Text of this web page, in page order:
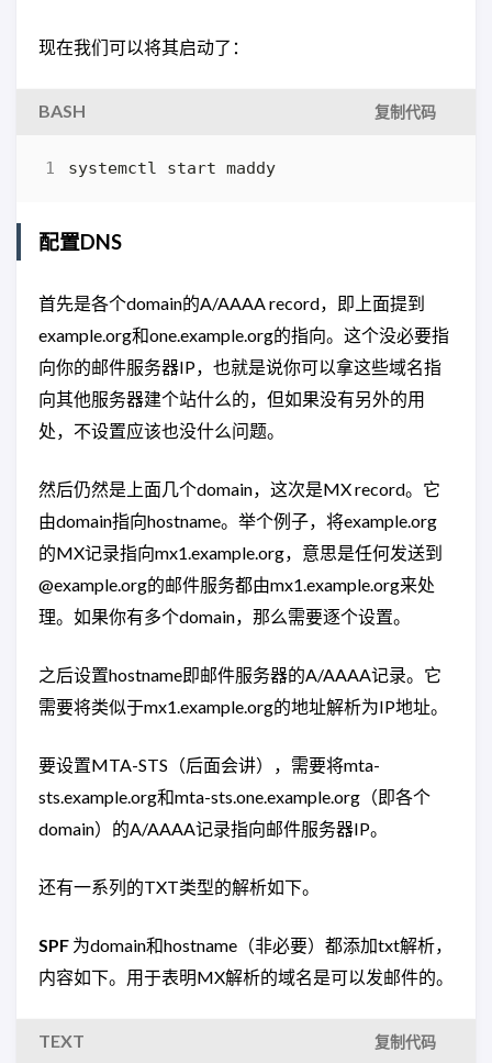
现在我们可以将其启动了：
BASH 复制代码
systemctl start maddy
配置DNS
首先是各个domain的A/AAAA record，即上面提到
example.org和one.example.org的指向。这个没必要指
向你的邮件服务器IP，也就是说你可以拿这些域名指
向其他服务器建个站什么的，但如果没有另外的用
处，不设置应该也没什么问题。
然后仍然是上面几个domain，这次是MX record。它
由domain指向hostname。举个例子，将example.org
的MX记录指向mx1.example.org，意思是任何发送到
@example.org的邮件服务都由mx1.example.org来处
理。如果你有多个domain，那么需要逐个设置。
之后设置hostname即邮件服务器的A/AAAA记录。它
需要将类似于mx1.example.org的地址解析为IP地址。
要设置MTA-STS（后面会讲），需要将mta-
sts.example.org和mta-sts.one.example.org（即各个
domain）的A/AAAA记录指向邮件服务器IP。
还有一系列的TXT类型的解析如下。
SPF 为domain和hostname（非必要）都添加txt解析，
内容如下。用于表明MX解析的域名是可以发邮件的。
TEXT 复制代码